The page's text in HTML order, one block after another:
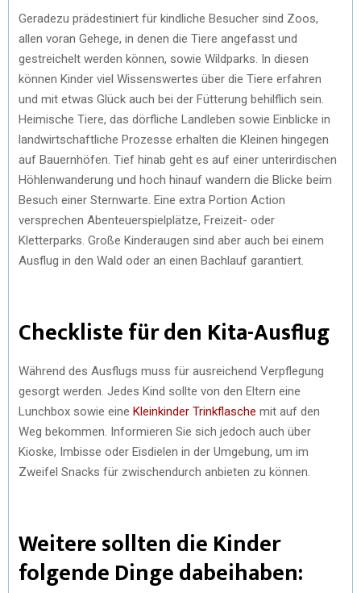
Geradezu prädestiniert für kindliche Besucher sind Zoos,
allen voran Gehege, in denen die Tiere angefasst und
gestreichelt werden können, sowie Wildparks. In diesen
können Kinder viel Wissenswertes über die Tiere erfahren
und mit etwas Glück auch bei der Fütterung behilflich sein.
Heimische Tiere, das dörfliche Landleben sowie Einblicke in
landwirtschaftliche Prozesse erhalten die Kleinen hingegen
auf Bauernhöfen. Tief hinab geht es auf einer unterirdischen
Höhlenwanderung und hoch hinauf wandern die Blicke beim
Besuch einer Sternwarte. Eine extra Portion Action
versprechen Abenteuerspielplätze, Freizeit- oder
Kletterparks. Große Kinderaugen sind aber auch bei einem
Ausflug in den Wald oder an einen Bachlauf garantiert.
Checkliste für den Kita-Ausflug
Während des Ausflugs muss für ausreichend Verpflegung
gesorgt werden. Jedes Kind sollte von den Eltern eine
Lunchbox sowie eine Kleinkinder Trinkflasche mit auf den
Weg bekommen. Informieren Sie sich jedoch auch über
Kioske, Imbisse oder Eisdielen in der Umgebung, um im
Zweifel Snacks für zwischendurch anbieten zu können.
Weitere sollten die Kinder
folgende Dinge dabeihaben: